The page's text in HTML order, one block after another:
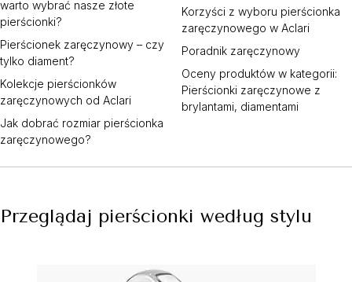
warto wybrać nasze złote
pierścionki?
Pierścionek zaręczynowy – czy
tylko diament?
Kolekcje pierścionków
zaręczynowych od Aclari
Jak dobrać rozmiar pierścionka
zaręczynowego?
Korzyści z wyboru pierścionka
zaręczynowego w Aclari
Poradnik zaręczynowy
Oceny produktów w kategorii:
Pierścionki zaręczynowe z
brylantami, diamentami
Przeglądaj pierścionki według stylu